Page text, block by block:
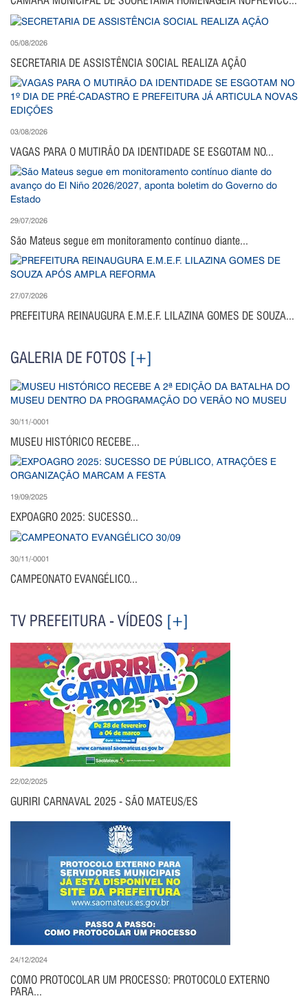
05/08/2026
SECRETARIA DE ASSISTÊNCIA SOCIAL REALIZA AÇÃO
03/08/2026
VAGAS PARA O MUTIRÃO DA IDENTIDADE SE ESGOTAM NO...
29/07/2026
São Mateus segue em monitoramento contínuo diante...
27/07/2026
PREFEITURA REINAUGURA E.M.E.F. LILAZINA GOMES DE SOUZA...
GALERIA DE FOTOS [+]
30/11/-0001
MUSEU HISTÓRICO RECEBE...
19/09/2025
EXPOAGRO 2025: SUCESSO...
30/11/-0001
CAMPEONATO EVANGÉLICO...
TV PREFEITURA - VÍDEOS [+]
22/02/2025
GURIRI CARNAVAL 2025 - SÃO MATEUS/ES
24/12/2024
COMO PROTOCOLAR UM PROCESSO: PROTOCOLO EXTERNO
PARA...